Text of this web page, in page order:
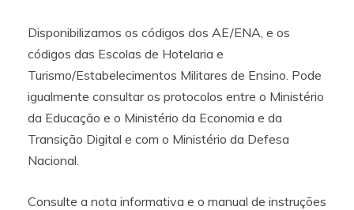
Disponibilizamos os códigos dos AE/ENA, e os
códigos das Escolas de Hotelaria e
Turismo/Estabelecimentos Militares de Ensino. Pode
igualmente consultar os protocolos entre o Ministério
da Educação e o Ministério da Economia e da
Transição Digital e com o Ministério da Defesa
Nacional.
Consulte a nota informativa e o manual de instruções